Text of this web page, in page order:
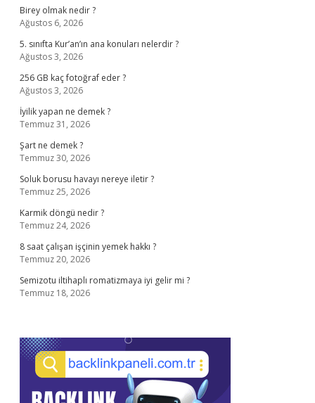
Birey olmak nedir ?
Ağustos 6, 2026
5. sınıfta Kur’an’ın ana konuları nelerdir ?
Ağustos 3, 2026
256 GB kaç fotoğraf eder ?
Ağustos 3, 2026
İyilik yapan ne demek ?
Temmuz 31, 2026
Şart ne demek ?
Temmuz 30, 2026
Soluk borusu havayı nereye iletir ?
Temmuz 25, 2026
Karmik döngü nedir ?
Temmuz 24, 2026
8 saat çalışan işçinin yemek hakkı ?
Temmuz 20, 2026
Semizotu iltihaplı romatizmaya iyi gelir mi ?
Temmuz 18, 2026